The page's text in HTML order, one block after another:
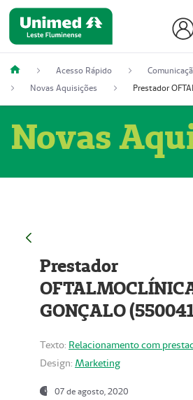
Acesso Rápido
Novas Aquisições
Novas
Prestador
GONÇALO
Texto: Relacionamento com
Design: Marketing
07 de agosto, 2020